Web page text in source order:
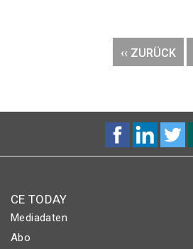
VORHERIGE
SEITE
‹‹ ZURÜCK
CE TODAY
Mediadaten
Abo